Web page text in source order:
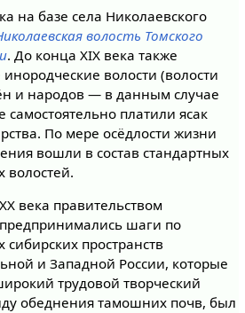
на базе села Николаевского
волость Томского
. До конца XIX века также
волости (волости
и народов — в данным случае
самостоятельно платили ясак
По мере осёдлости жизни
вошли в состав стандартных
волостей.
века правительством
шаги по
пространств
и Западной России, которые
трудовой творческий
обеднения тамошних почв, был